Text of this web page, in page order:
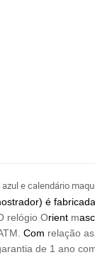
e calendário
é
relógio Orient m
Com relação
de 1 ano